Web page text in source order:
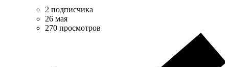
2 подписчика
26 мая
270 просмотров